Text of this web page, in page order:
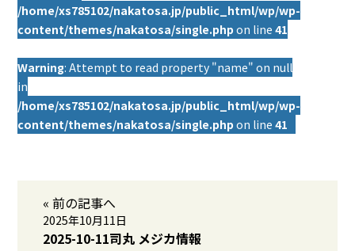
/home/xs785102/nakatosa.jp/public_html/wp/wp-
content/themes/nakatosa/single.php on line41
Warning: Attempt to read property "name" on null
in
/home/xs785102/nakatosa.jp/public_html/wp/wp-
content/themes/nakatosa/single.php on line41
« 前の記事へ
2025年10月11日
2025-10-11司丸 メジカ情報